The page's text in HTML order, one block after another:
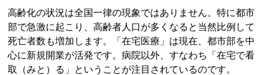
高齢化の状況は全国一律の現象ではありません。特に都市
部で急激に起こり、高齢者人口が多くなると当然比例して
死亡者数も増加します。「在宅医療」は現在、都市部を中
心に新規開業が活発です。病院以外、すなわち「在宅で看
取（みと）る」ということが注目されているのです。